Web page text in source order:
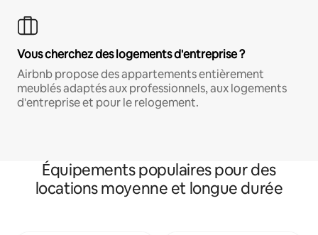
Vous cherchez des logements d'entreprise ?
Airbnb propose des appartements entièrement
meublés adaptés aux professionnels, aux logements
d'entreprise et pour le relogement.
Équipements populaires pour des
locations moyenne et longue durée